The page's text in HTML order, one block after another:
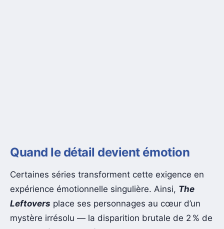
Quand le détail devient émotion
Certaines séries transforment cette exigence en
expérience émotionnelle singulière. Ainsi, The
Leftovers place ses personnages au cœur d’un
mystère irrésolu — la disparition brutale de 2 % de